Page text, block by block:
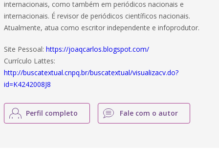
internacionais, como também em periódicos nacionais e
internacionais. É revisor de periódicos científicos nacionais.
Atualmente, atua como escritor independente e infoprodutor.
Site Pessoal: https://joaqcarlos.blogspot.com/
Currículo Lattes:
http://buscatextual.cnpq.br/buscatextual/visualizacv.do?
id=K4242008J8
Perfil completo Fale com o autor